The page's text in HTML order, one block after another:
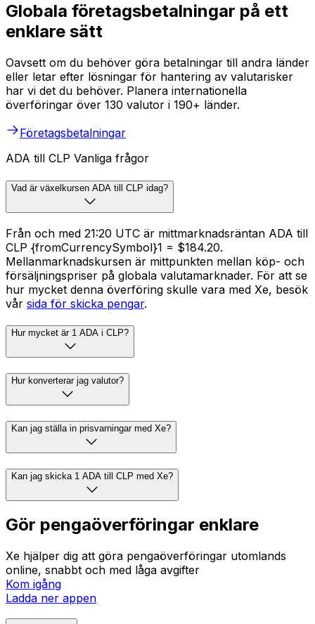
Globala företagsbetalningar på ett
enklare sätt
Oavsett om du behöver göra betalningar till andra länder
eller letar efter lösningar för hantering av valutarisker
har vi det du behöver. Planera internationella
överföringar över 130 valutor i 190+ länder.
Företagsbetalningar
ADA till CLP Vanliga frågor
Vad är växelkursen ADA till CLP idag?
Från och med 21:20 UTC är mittmarknadsräntan ADA till
CLP {fromCurrencySymbol}1 = $184.20.
Mellanmarknadskursen är mittpunkten mellan köp- och
försäljningspriser på globala valutamarknader. För att se
hur mycket denna överföring skulle vara med Xe, besök
vår sida för skicka pengar.
Hur mycket är 1 ADA i CLP?
Hur konverterar jag valutor?
Kan jag ställa in prisvarningar med Xe?
Kan jag skicka 1 ADA till CLP med Xe?
Gör pengaöverföringar enklare
Xe hjälper dig att göra pengaöverföringar utomlands
online, snabbt och med låga avgifter
Kom igång
Ladda ner appen